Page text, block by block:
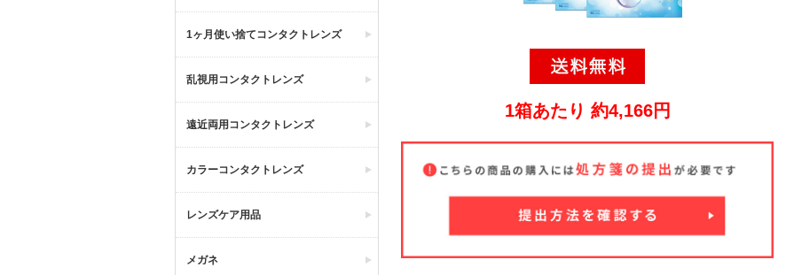
1ヶ月使い捨てコンタクトレンズ
乱視用コンタクトレンズ
遠近両用コンタクトレンズ
カラーコンタクトレンズ
レンズケア用品
メガネ
1箱あたり 約4,166円